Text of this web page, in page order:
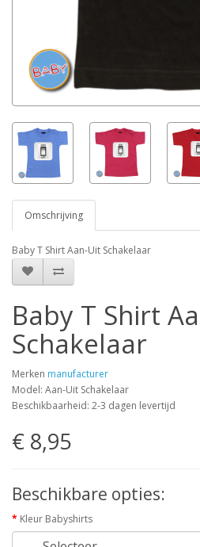
Omschrijving
Baby T Shirt Aan-Uit Schakelaar
Baby T Shirt
Schakelaar
Merken manufacturer
Model: Aan-Uit Schakelaar
Beschikbaarheid: 2-3 dagen levertijd
€ 8,95
Beschikbare opties:
Kleur Babyshirts